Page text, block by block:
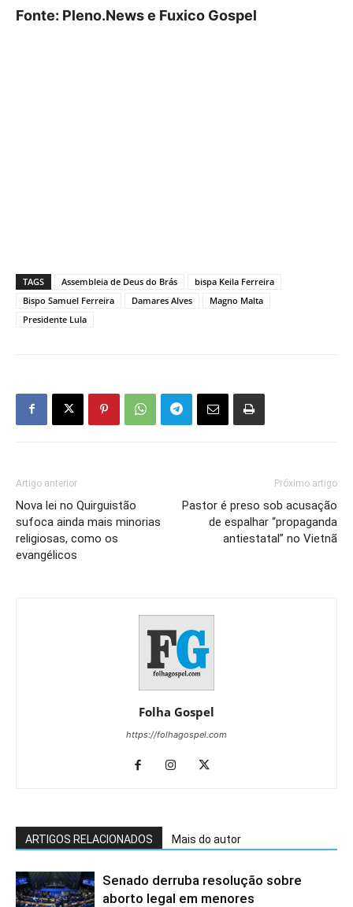
Fonte: Pleno.News e Fuxico Gospel
TAGS Assembleia de Deus do Brás
bispa Keila Ferreira
Bispo Samuel Ferreira
Damares Alves
Magno Malta
Presidente Lula
Artigo anterior
Nova lei no Quirguistão
sufoca ainda mais minorias
religiosas, como os
evangélicos
Próximo artigo
Pastor é preso sob acusação
de espalhar “propaganda
antiestatal” no Vietnã
Folha Gospel
https://folhagospel.com
ARTIGOS RELACIONADOS Mais do autor
Senado derruba resolução sobre
aborto legal em menores